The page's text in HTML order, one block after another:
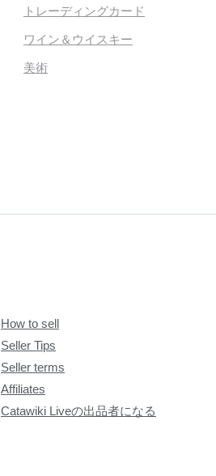
トレーディングカード
ワイン＆ウイスキー
美術
How to sell
Seller Tips
Seller terms
Affiliates
Catawiki Liveの出品者になる